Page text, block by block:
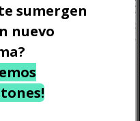
sumergen
nuevo